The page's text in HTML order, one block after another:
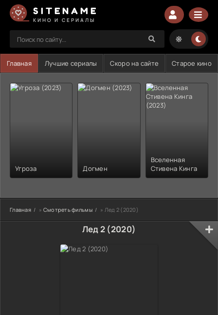
SITENAME
КИНО И СЕРИАЛЫ
Главная Лучшие сериалы Скоро на сайте Старое кино
Угроза Догмен
Вселенная
Стивена Кинга
Главная » Смотреть фильмы » Лед 2 (2020)
Лед 2 (2020)